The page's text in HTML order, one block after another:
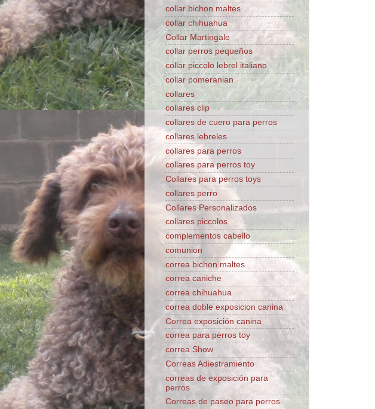
collar bichon maltes
collar chihuahua
Collar Martingale
collar perros pequeños
collar piccolo lebrel italiano
collar pomeranian
collares
collares clip
collares de cuero para perros
collares lebreles
collares para perros
collares para perros toy
Collares para perros toys
collares perro
Collares Personalizados
collares piccolos
complementos cabello
comunion
correa bichon maltes
correa caniche
correa chihuahua
correa doble exposicion canina
Correa exposición canina
correa para perros toy
correa Show
Correas Adiestramiento
correas de exposición para
perros
Correas de paseo para perros